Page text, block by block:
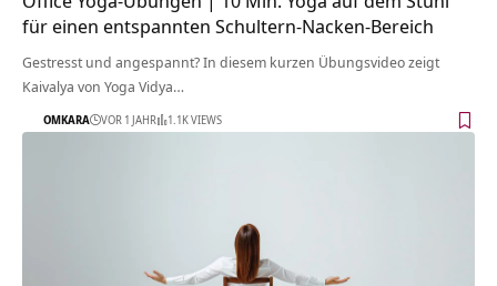
für einen entspannten Schultern-Nacken-Bereich
Gestresst und angespannt? In diesem kurzen Übungsvideo zeigt
Kaivalya von Yoga Vidya…
OMKARA VOR 1 JAHR 1.1K VIEWS